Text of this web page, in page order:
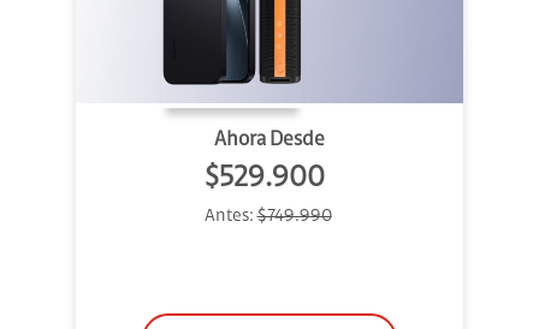
Ahora Desde
$529.900
Antes:$749.990